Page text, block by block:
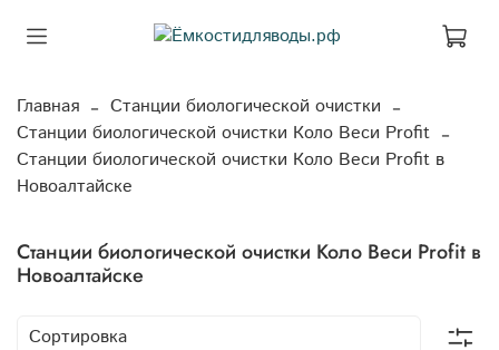
Главная
Станции биологической очистки
Станции биологической очистки Коло Веси Profit
Станции биологической очистки Коло Веси Profit в
Новоалтайске
Станции биологической очистки Коло Веси Profit в
Новоалтайске